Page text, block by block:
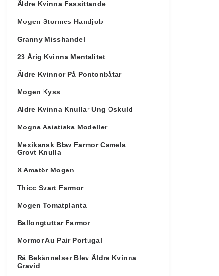
Äldre Kvinna Fassittande
Mogen Stormes Handjob
Granny Misshandel
23 Årig Kvinna Mentalitet
Äldre Kvinnor På Pontonbåtar
Mogen Kyss
Äldre Kvinna Knullar Ung Oskuld
Mogna Asiatiska Modeller
Mexikansk Bbw Farmor Camela
Grovt Knulla
X Amatör Mogen
Thicc Svart Farmor
Mogen Tomatplanta
Ballongtuttar Farmor
Mormor Au Pair Portugal
Rå Bekännelser Blev Äldre Kvinna
Gravid